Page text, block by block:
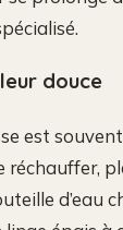
douce
est
réchauffer,
d’eau